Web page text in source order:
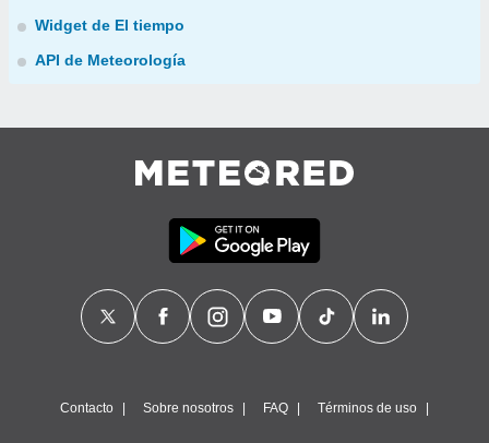
Widget de El tiempo
API de Meteorología
Contacto Sobre nosotros FAQ Términos de uso